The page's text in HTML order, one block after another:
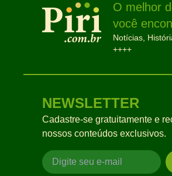
O melhor
você
Notícias,
++++
NEWSLETTER
Cadastre-se gratuitamente e
nossos conteúdos exclusivos.